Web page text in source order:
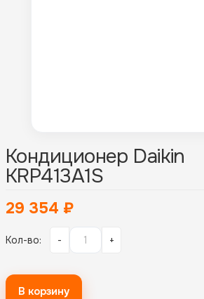
Кондиционер Daikin
KRP413A1S
29 354 ₽
Кол-во: - +
В корзину